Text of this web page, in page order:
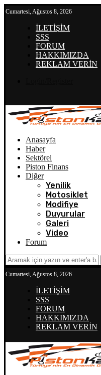
Cumartesi, Ağustos 8, 2026
İLETİŞİM
SSS
FORUM
HAKKIMIZDA
REKLAM VERİN
Anasayfa
Haber
Sektörel
Piston Finans
Diğer
Yenilik
Motosiklet
Modifiye
Duyurular
Galeri
Video
Forum
Cumartesi, Ağustos 8, 2026
İLETİŞİM
SSS
FORUM
HAKKIMIZDA
REKLAM VERİN